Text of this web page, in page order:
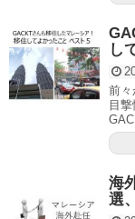
し
前々
目
海
選